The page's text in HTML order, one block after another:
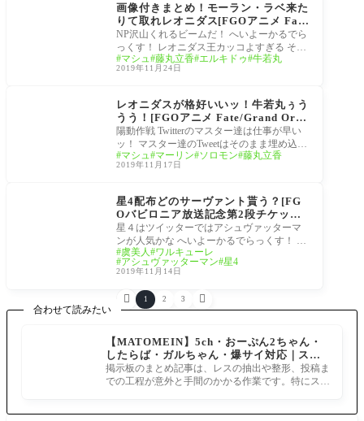
画像付きまとめ！モーラン・ラベ来た
りて取れレオニダス[FGOアニメ Fat
e/Grand Order -絶対魔獣戦線バビロ
ニア-]Episode ８バビロニアハイライ
トの一つに上がるであろう名シーン
NP沢山くれるビームだ！ へいよーかるでら
っくす！ レオニダス王カッコよすぎる そし
て牛若丸が… 牛若やだよぅ 参照元: ・Fate/G
rand O
マシュ 藤丸立香 エルキドゥ 牛若丸
2019年11月24日
レオニダスが格好いいッ！牛若丸ぅう
うう！[FGOアニメ Fate/Grand Orde
r -絶対魔獣戦線バビロニア-]Episode
7Twitterまとめ 今週もアナちゃんが
可愛いッ！
陽動作戦 Twitterのマスター達は仕事が早い
ッ！ マスター達のTweetはそのまま埋め込み
させて頂いてます フォウ君こんな強かった
のか 7#
マシュ マーリン ソロモン 藤丸立香
2019年11月17日
星4配布どのサーヴァント貰う？[FG
Oバビロニア放送記念第2段チケット]
マスター達の候補は？
星４はツイッターではアシュヴァッターマ
ンが人気かな へいよーかるでらっくす！ ス
カスカシステム対応サーヴァントもいいで
すが
虞美人
ワルキューレ
アシュヴァッターマン 星4
2019年11月14日
 1 2 3 
合わせて読みたい
【MATOMEIN】5ch・おーぷん2ちゃん・
したらば・ガルちゃん・爆サイ対応｜スマ
ホでまとめ記事を作れるアプリ FGOのまと
め記事ができるまで
掲示板のまとめ記事は、レスの抽出や整形、投稿ま
での工程が意外と手間のかかる作業です。特にスマ